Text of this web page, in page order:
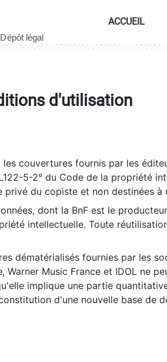
ACCUEIL
d'utilisation
couvertures fournis par les
5-2° du Code de la propriété
du copiste et non destinées
dont la BnF est le
intellectuelle. Toute
dématérialisés fournies par les
Warner Music France et IDOL ne
implique une partie
d'une nouvelle base de